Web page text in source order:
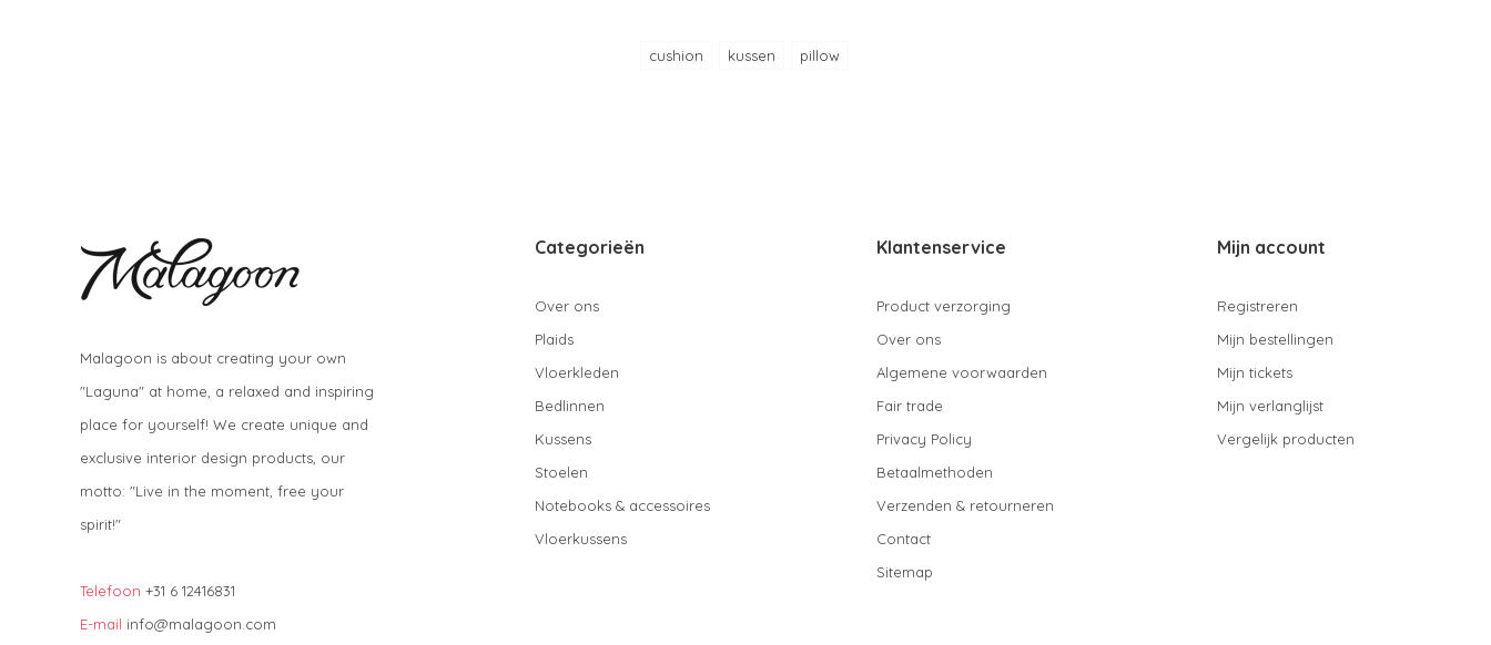
cushion kussen pillow
Malagoon is about creating your own
"Laguna" at home, a relaxed and inspiring
place for yourself! We create unique and
exclusive interior design products, our
motto: "Live in the moment, free your
spirit!"
Telefoon +31 6 12416831
E-mail info@malagoon.com
Categorieën
Over ons
Plaids
Vloerkleden
Bedlinnen
Kussens
Stoelen
Notebooks & accessoires
Vloerkussens
Klantenservice
Product verzorging
Over ons
Algemene voorwaarden
Fair trade
Privacy Policy
Betaalmethoden
Verzenden & retourneren
Contact
Sitemap
Mijn account
Registreren
Mijn bestellingen
Mijn tickets
Mijn verlanglijst
Vergelijk producten